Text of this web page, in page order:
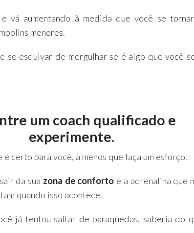
vá aumentando à medida que você se
menores.
se esquivar de mergulhar se é algo que você
um coach qualificado e
experimente.
é certo para você, a menos que faça um esforço.
da sua zona de conforto é a adrenalina que
quando isso acontece.
já tentou saltar de paraquedas, saberia do